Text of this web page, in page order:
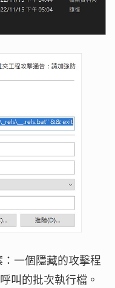
一個隱藏的攻擊程
叫的批次執行檔。